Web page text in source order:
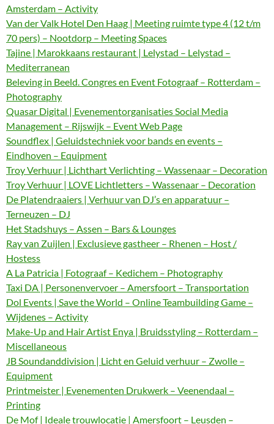
Amsterdam – Activity
Van der Valk Hotel Den Haag | Meeting ruimte type 4 (12 t/m
70 pers) – Nootdorp – Meeting Spaces
Tajine | Marokkaans restaurant | Lelystad – Lelystad –
Mediterranean
Beleving in Beeld. Congres en Event Fotograaf – Rotterdam –
Photography
Quasar Digital | Evenementorganisaties Social Media
Management – Rijswijk – Event Web Page
Soundflex | Geluidstechniek voor bands en events –
Eindhoven – Equipment
Troy Verhuur | Lichthart Verlichting – Wassenaar – Decoration
Troy Verhuur | LOVE Lichtletters – Wassenaar – Decoration
De Platendraaiers | Verhuur van DJ’s en apparatuur –
Terneuzen – DJ
Het Stadshuys – Assen – Bars & Lounges
Ray van Zuijlen | Exclusieve gastheer – Rhenen – Host /
Hostess
A La Patricia | Fotograaf – Kedichem – Photography
Taxi DA | Personenvervoer – Amersfoort – Transportation
Dol Events | Save the World – Online Teambuilding Game –
Wijdenes – Activity
Make-Up and Hair Artist Enya | Bruidsstyling – Rotterdam –
Miscellaneous
JB Soundanddivision | Licht en Geluid verhuur – Zwolle –
Equipment
Printmeister | Evenementen Drukwerk – Veenendaal –
Printing
De Mof | Ideale trouwlocatie | Amersfoort – Leusden –